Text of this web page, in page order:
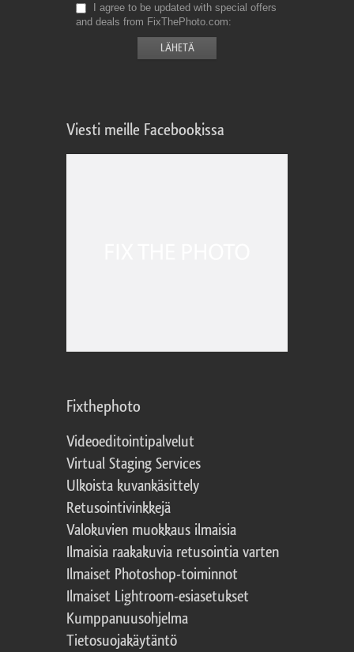
I agree to be updated with special offers
and deals from FixThePhoto.com
Viesti meille Facebookissa
Fixthephoto
Videoeditointipalvelut
Virtual Staging Services
Ulkoista kuvankäsittely
Retusointivinkkejä
Valokuvien muokkaus ilmaisia
Ilmaisia raakakuvia retusointia varten
Ilmaiset Photoshop-toiminnot
Ilmaiset Lightroom-esiasetukset
Kumppanuusohjelma
Tietosuojakäytäntö